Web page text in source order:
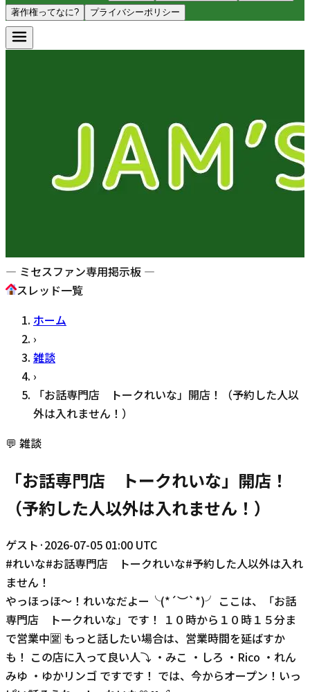
著作権ってなに?
プライバシーポリシー
— ミセスファン専用掲示板 —
スレッド一覧
ホーム
›
雑談
›
「お話専門店 トークれいな」開店！（予約した人以
外は入れません！）
💬 雑談
「お話専門店 トークれいな」開店！
（予約した人以外は入れません！）
ゲスト ·2026-07-05 01:00 UTC
#れいな#お話専門店 トークれいな#予約した人以外は入れ
ません！
やっほっほ〜！れいなだよー╰(*´︶`*)╯ ここは、「お話
専門店 トークれいな」です！ １０時から１０時１５分ま
で営業中🈺 もっと話したい場合は、営業時間を延ばすか
も！ この店に入って良い人⤵︎ ・みこ ・しろ ・Rico ・れん
みゆ ・ゆかリンゴ ですです！ では、今からオープン！いっ